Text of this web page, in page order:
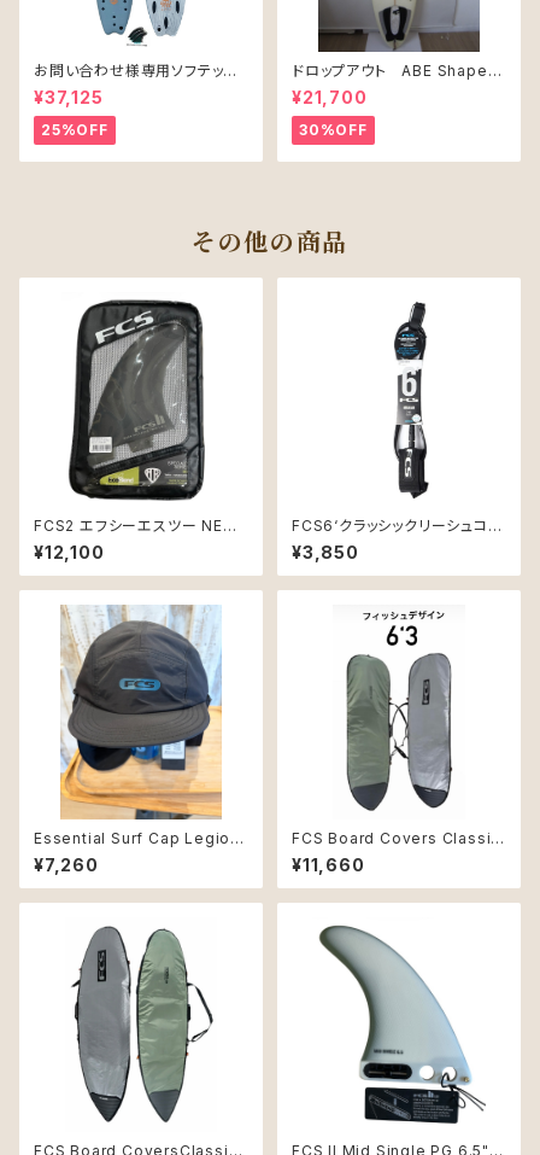
お問い合わせ様専用ソフテック
SALLY シャリー 6’6 ソフトボー
ド 61L
¥37,125
25%OFF
ドロップアウト ABE Shape
PRO JUNIR MODEL モデル
¥21,700
30%OFF
その他の商品
FCS2 エフシーエスツー NEO
GLASS MR TWIN+1 マークリ
チャーズ サーフィン フィン
¥12,100
FCS6‘クラッシックリーシュコー
ド6mm
¥3,850
Essential Surf Cap Legion
naire Hat Lサイズ
¥7,260
FCS Board Covers Classic
Cover Fish 6'3" Alpine
¥11,660
FCS Board CoversClassic
FCS II Mid Single PG 6.5"